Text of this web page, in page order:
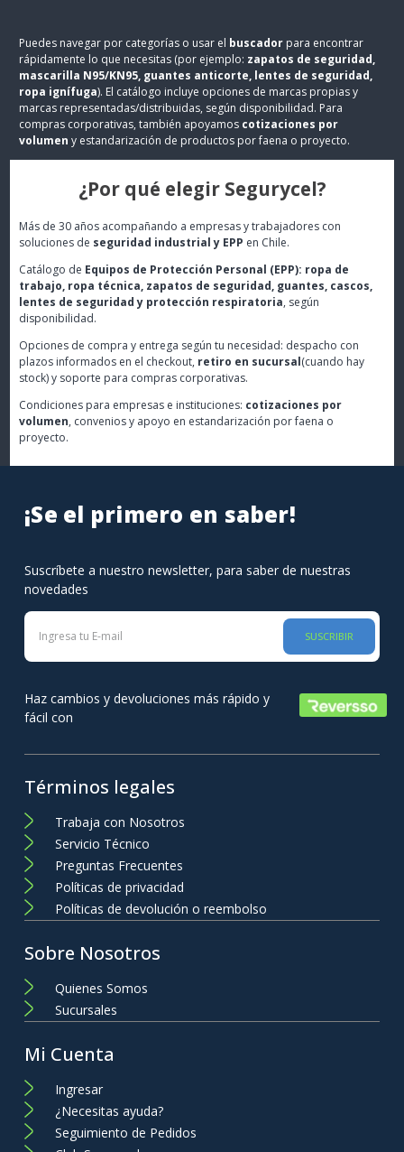
Puedes navegar por categorías o usar el buscador para encontrar
rápidamente lo que necesitas (por ejemplo: zapatos de seguridad,
mascarilla N95/KN95, guantes anticorte, lentes de seguridad,
ropa ignífuga). El catálogo incluye opciones de marcas propias y
marcas representadas/distribuidas, según disponibilidad. Para
compras corporativas, también apoyamos cotizaciones por
volumen y estandarización de productos por faena o proyecto.
¿Por qué elegir Segurycel?
Más de 30 años acompañando a empresas y trabajadores con
soluciones de seguridad industrial y EPP en Chile.
Catálogo de Equipos de Protección Personal (EPP): ropa de
trabajo, ropa técnica, zapatos de seguridad, guantes, cascos,
lentes de seguridad y protección respiratoria, según
disponibilidad.
Opciones de compra y entrega según tu necesidad: despacho con
plazos informados en el checkout, retiro en sucursal(cuando hay
stock) y soporte para compras corporativas.
Condiciones para empresas e instituciones: cotizaciones por
volumen, convenios y apoyo en estandarización por faena o
proyecto.
¡Se el primero en saber!
Suscríbete a nuestro newsletter, para saber de nuestras
novedades
SUSCRIBIR
Haz cambios y devoluciones más rápido y
fácil con
Términos legales
Trabaja con Nosotros
Servicio Técnico
Preguntas Frecuentes
Políticas de privacidad
Políticas de devolución o reembolso
Sobre Nosotros
Quienes Somos
Sucursales
Mi Cuenta
Ingresar
¿Necesitas ayuda?
Seguimiento de Pedidos